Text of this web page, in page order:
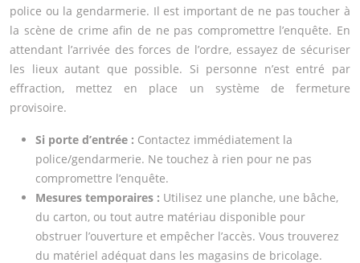
police ou la gendarmerie. Il est important de ne pas toucher à
la scène de crime afin de ne pas compromettre l’enquête. En
attendant l’arrivée des forces de l’ordre, essayez de sécuriser
les lieux autant que possible. Si personne n’est entré par
effraction, mettez en place un système de fermeture
provisoire.
Si porte d’entrée : Contactez immédiatement la
police/gendarmerie. Ne touchez à rien pour ne pas
compromettre l’enquête.
Mesures temporaires : Utilisez une planche, une bâche,
du carton, ou tout autre matériau disponible pour
obstruer l’ouverture et empêcher l’accès. Vous trouverez
du matériel adéquat dans les magasins de bricolage.